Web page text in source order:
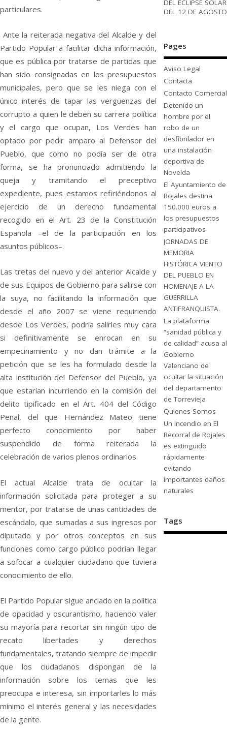
particulares.
Ante la reiterada negativa del Alcalde y del
Partido Popular a facilitar dicha información,
que es pública por tratarse de partidas que
han sido consignadas en los presupuestos
municipales, pero que se les niega con el
único interés de tapar las vergüenzas del
corrupto a quien le deben su carrera política
y el cargo que ocupan, Los Verdes han
optado por pedir amparo al Defensor del
Pueblo, que como no podía ser de otra
forma, se ha pronunciado admitiendo la
queja y tramitando el preceptivo
expediente, pues estamos refiriéndonos al
ejercicio de un derecho fundamental
recogido en el Art. 23 de la Constitución
Española –el de la participación en los
asuntos públicos–.
Las tretas del nuevo y del anterior Alcalde y
de sus Equipos de Gobierno para salirse con
la suya, no facilitando la información que
desde el año 2007 se viene requiriendo
desde Los Verdes, podría salirles muy cara
si definitivamente se enrocan en su
empecinamiento y no dan trámite a la
petición que se les ha formulado desde la
alta institución del Defensor del Pueblo, ya
que estarían incurriendo en la comisión del
delito tipificado en el Art. 404 del Código
Penal, del que Hernández Mateo tiene
perfecto conocimiento por haber
suspendido de forma reiterada la
celebración de varios plenos ordinarios.
El actual Alcalde trata de ocultar la
información solicitada para proteger a su
mentor, por tratarse de unas cantidades de
escándalo, que sumadas a sus ingresos por
diputado y por otros conceptos en sus
funciones como cargo público podrían llegar
a sofocar a cualquier ciudadano que tuviera
conocimiento de ello.
El Partido Popular sigue anclado en la política
de opacidad y oscurantismo, haciendo valer
su mayoría para recortar sin ningún tipo de
recato libertades y derechos
fundamentales, tratando siempre de impedir
que los ciudadanos dispongan de la
información sobre los temas que les
preocupa e interesa, sin importarles lo más
mínimo el interés general y las necesidades
de la gente.
DEL ECLIPSE SOLAR
DEL 12 DE AGOSTO
Pages
Aviso Legal
Contacta
Contacto Comercial
Detenido un
hombre por el
robo de un
desfibrilador en
una instalación
deportiva de
Novelda
El Ayuntamiento de
Rojales destina
150.000 euros a
los presupuestos
participativos
JORNADAS DE
MEMORIA
HISTÓRICA VIENTO
DEL PUEBLO EN
HOMENAJE A LA
GUERRILLA
ANTIFRANQUISTA.
La plataforma
“sanidad pública y
de calidad” acusa al
Gobierno
Valenciano de
ocultar la situación
del departamento
de Torrevieja
Quienes Somos
Un incendio en El
Recorral de Rojales
es extinguido
rápidamente
evitando
importantes daños
naturales
Tags